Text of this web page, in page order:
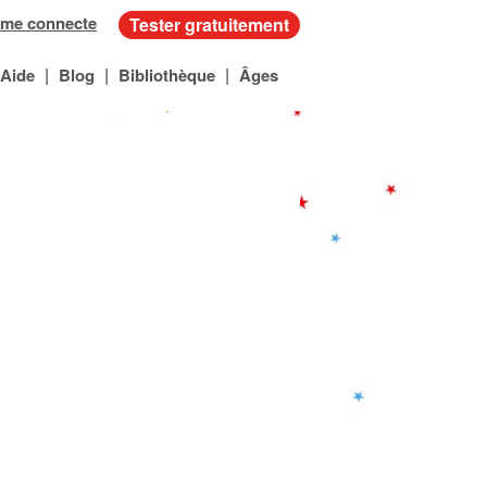
connecte Tester gratuitement
Aide | Blog | Bibliothèque | Âges